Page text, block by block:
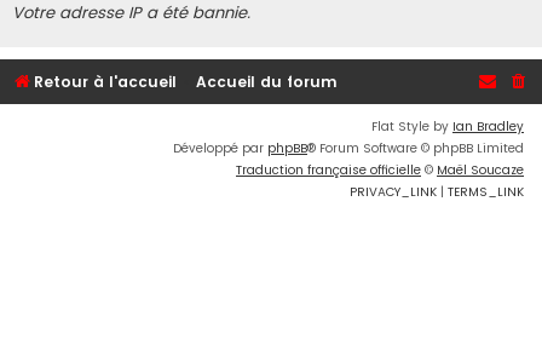
Votre adresse IP a été bannie.
Retour à l'accueil Accueil du forum
Flat Style by Ian Bradley
Développé par phpBB® Forum Software © phpBB Limited
Traduction française officielle © Maël Soucaze
PRIVACY_LINK | TERMS_LINK